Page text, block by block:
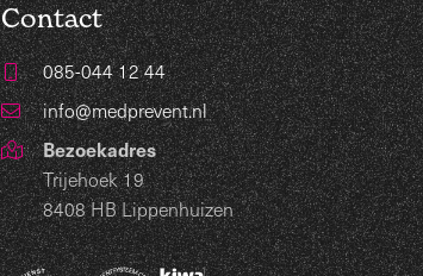
Contact
085-044 12 44
info@medprevent.nl
Bezoekadres
Trijehoek 19
8408 HB Lippenhuizen